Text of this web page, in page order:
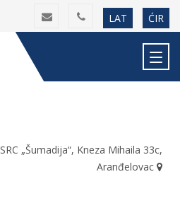
LAT ĆIR
SRC „Šumadija“, Kneza Mihaila 33c,
Aranđelovac